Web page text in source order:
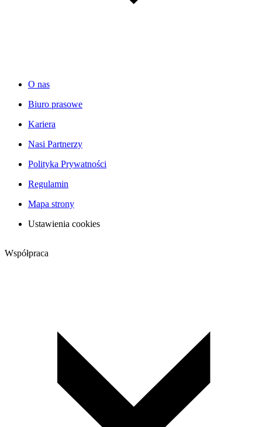
O nas
Biuro prasowe
Kariera
Nasi Partnerzy
Polityka Prywatności
Regulamin
Mapa strony
Ustawienia cookies
Współpraca